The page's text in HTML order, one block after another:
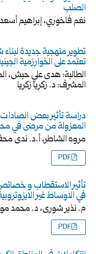
الصلب
نغم فاخوري، إبراهيم
تطوير منهجية جديدة
تعتمد على الخوارزمية
الطالبة: هدى علي حبش،
المشرف: د. زكريا زكريا
دراسة تأثير بعض الصادات
المعزولة من مرضى في
مروه الشاطر، أ.د. ندى
PDF
تأثير الاستقطاب و
في الاوساط غير
م. نذير شورى، د. محمد
PDF